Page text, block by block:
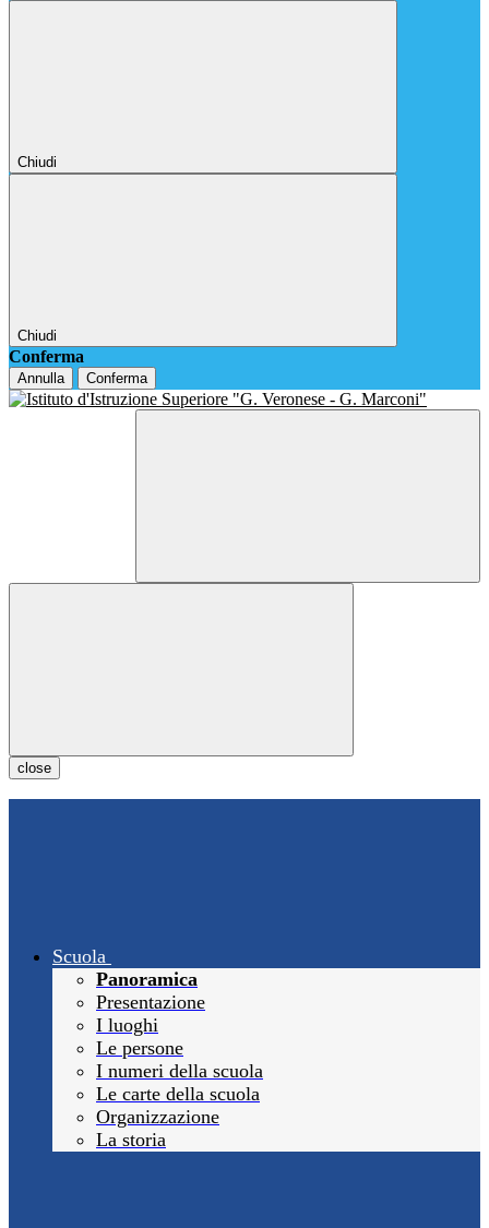
Chiudi
Chiudi
Conferma
Annulla Conferma
close
Scuola
Panoramica
Presentazione
I luoghi
Le persone
I numeri della scuola
Le carte della scuola
Organizzazione
La storia